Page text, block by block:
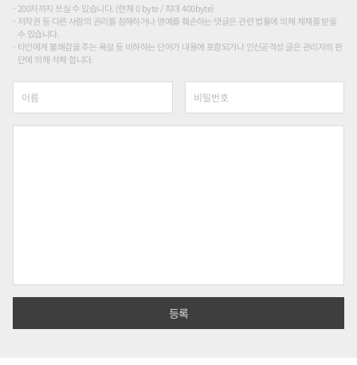
200자까지 쓰실 수 있습니다. (현재 0 byte / 최대 400byte)
저작권 등 다른 사람의 권리를 침해하거나 명예를 훼손하는 댓글은 관련 법률에 의해 제재를 받을
수 있습니다.
타인에게 불쾌감을 주는 욕설 등 비하하는 단어가 내용에 포함되거나 인신공격성 글은 관리자의 판
단에 의해 삭제 합니다.